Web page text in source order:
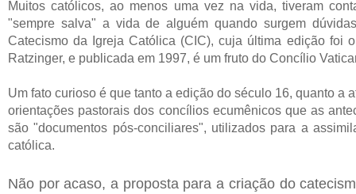
Muitos católicos, ao menos uma vez na vida, tiveram
"sempre salva" a vida de alguém quando surgem
Catecismo da Igreja Católica (CIC), cuja última edição foi
Ratzinger, e publicada em 1997, é um fruto do Concílio
Um fato curioso é que tanto a edição do século 16, quanto a
orientações pastorais dos concílios ecumênicos que as
são "documentos pós-conciliares", utilizados para a
católica.
Não por acaso, a proposta para a criação do